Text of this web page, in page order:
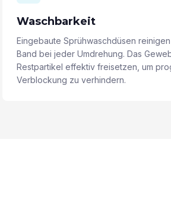
Waschbarkeit
Eingebaute Sprühwaschdüsen
Band bei jeder Umdrehung. Das
Restpartikel effektiv freisetzen, um
Verblockung zu verhindern.